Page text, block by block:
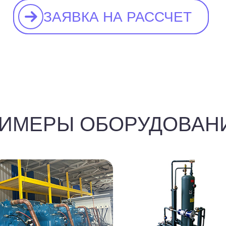
ЗАЯВКА НА РАССЧЕТ
ЗАЯВКА НА РАССЧЕТ